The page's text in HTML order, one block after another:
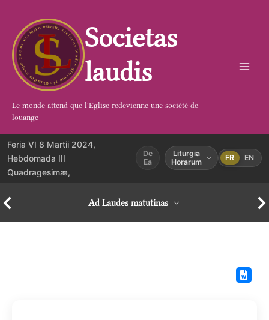
contenu
Societas
laudis
Le monde attend que l'Eglise redevienne une société de
louange
Feria VI 8 Martii 2024,
Hebdomada III
Quadragesimæ,
De
Ea
Liturgia
Horarum
FR EN
Ad Laudes matutinas